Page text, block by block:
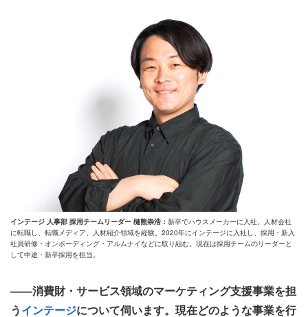
インテージ 人事部 採用チームリーダー 樋熊崇浩： 新卒でハウスメーカーに入社。人材会社
に転職し、転職メディア、人材紹介領域を経験。2020年にインテージに入社し、採用・新入
社員研修・オンボーディング・アルムナイなどに取り組む。現在は採用チームのリーダーと
して中途・新卒採用を担当。
――消費財・サービス領域のマーケティング支援事業を担
うインテージについて伺います。現在どのような事業を行